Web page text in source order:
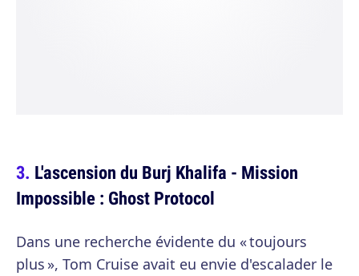
L'ascension du Burj Khalifa - Mission
Impossible : Ghost Protocol
Dans une recherche évidente du « toujours
plus », Tom Cruise avait eu envie d'escalader le